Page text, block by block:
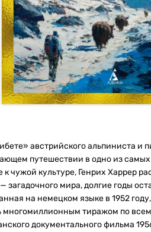
австрийского альпиниста и
путешествии в одно из
чужой культуре, Генрих Харрер
загадочного мира, долгие годы
на немецком языке в 1952
многомиллионным тиражом по
документального фильма